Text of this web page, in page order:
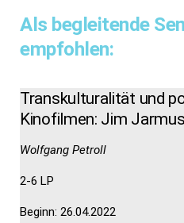
Als begleitende
empfohlen:
Transkulturalität und
Kinofilmen: Jim
Wolfgang Petroll
2-6 LP
Beginn: 26.04.2022